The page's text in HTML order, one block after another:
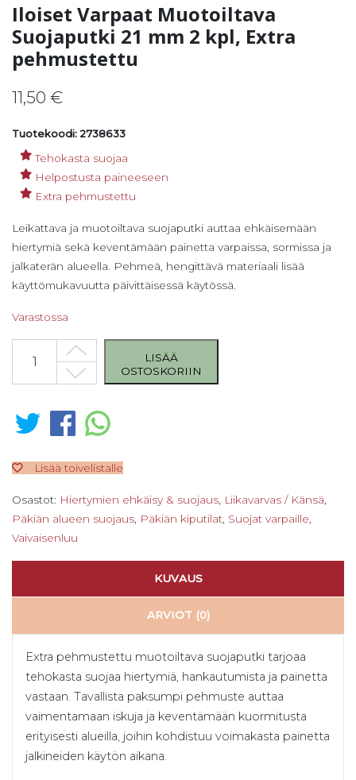
Iloiset Varpaat Muotoiltava
Suojaputki 21 mm 2 kpl, Extra
pehmustettu
11,50 €
Tuotekoodi: 2738633
Tehokasta suojaa
Helpostusta paineeseen
Extra pehmustettu
Leikattava ja muotoiltava suojaputki auttaa ehkäisemään
hiertymiä sekä keventämään painetta varpaissa, sormissa ja
jalkaterän alueella. Pehmeä, hengittävä materiaali lisää
käyttömukavuutta päivittäisessä käytössä.
Varastossa
Iloiset Varpaat Muotoiltava Suojaputki 21 mm 2 kpl, Extra
LISÄÄ
OSTOSKORIIN
Lisää toivelistalle
Osastot: Hiertymien ehkäisy & suojaus Liikavarvas / Känsä
Päkiän alueen suojaus Päkiän kiputilat Suojat varpaille
Vaivaisenluu
KUVAUS
ARVIOT (0)
Extra pehmustettu muotoiltava suojaputki tarjoaa
tehokasta suojaa hiertymiä, hankautumista ja painetta
vastaan. Tavallista paksumpi pehmuste auttaa
vaimentamaan iskuja ja keventämään kuormitusta
erityisesti alueilla, joihin kohdistuu voimakasta painetta
jalkineiden käytön aikana.